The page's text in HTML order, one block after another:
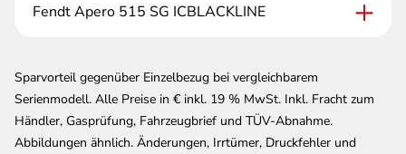
Außenstauklappe, hinten rechts 319 €
(30 Ah)
TRUMA Mover »Smart A« 2.588 €
Fendt Apero 515 SG ICBLACKLINE
Sparvorteil gegenüber Einzelbezug bei vergleichbarem
Serienmodell. Alle Preise in € inkl. 19 % MwSt. Inkl. Fracht zum
Händler, Gasprüfung, Fahrzeugbrief und TÜV-Abnahme.
Abbildungen ähnlich. Änderungen, Irrtümer, Druckfehler und